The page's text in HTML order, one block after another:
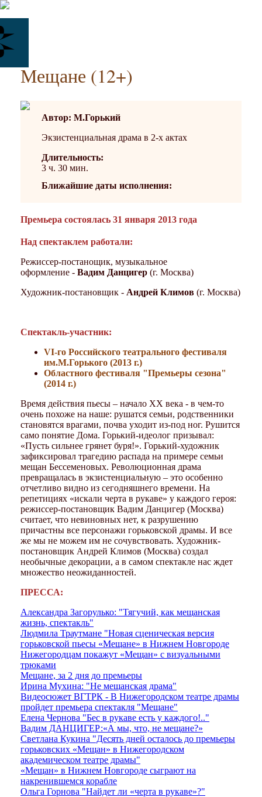
Мещане (12+)
Автор: М.Горький
Экзистенциальная драма в 2-х актах
Длительность:
3 ч. 30 мин.
Ближайшие даты исполнения:
Премьера состоялась 31 января 2013 года
Над спектаклем работали:
Режиссер-постанощик, музыкальное
оформление - Вадим Данцигер (г. Москва)
Художник-постановщик - Андрей Климов (г. Москва)
Спектакль-участник:
VI-го Российского театрального фестиваля
им.М.Горького (2013 г.)
Областного фестиваля "Премьеры сезона"
(2014 г.)
Время действия пьесы – начало ХХ века - в чем-то
очень похоже на наше: рушатся семьи, родственники
становятся врагами, почва уходит из-под ног. Рушится
само понятие Дома. Горький-идеолог призывал:
«Пусть сильнее грянет буря!». Горький-художник
зафиксировал трагедию распада на примере семьи
мещан Бессеменовых. Революционная драма
превращалась в экзистенциальную – это особенно
отчетливо видно из сегодняшнего времени. На
репетициях «искали черта в рукаве» у каждого героя:
режиссер-постановщик Вадим Данцигер (Москва)
считает, что невиновных нет, к разрушению
причастны все персонажи горьковской драмы. И все
же мы не можем им не сочувствовать. Художник-
постановщик Андрей Климов (Москва) создал
необычные декорации, а в самом спектакле нас ждет
множество неожиданностей.
ПРЕССА:
Александра Загорулько: "Тягучий, как мещанская
жизнь, спектакль"
Людмила Траутмане "Новая сценическая версия
горьковской пьесы «Мещане» в Нижнем Новгороде
Нижегородцам покажут «Мещан» с визуальными
трюками
Мещане, за 2 дня до премьеры
Ирина Мухина: "Не мещанская драма"
Видеосюжет ВГТРК - В Нижегородском театре драмы
пройдет премьера спектакля "Мещане"
Елена Чернова "Бес в рукаве есть у каждого!.."
Вадим ДАНЦИГЕР:«А мы, что, не мещане?»
Светлана Кукина "Десять дней осталось до премьеры
горьковских «Мещан» в Нижегородском
академическом театре драмы"
«Мещан» в Нижнем Новгороде сыграют на
накренившемся корабле
Ольга Горнова "Найдет ли «черта в рукаве»?"